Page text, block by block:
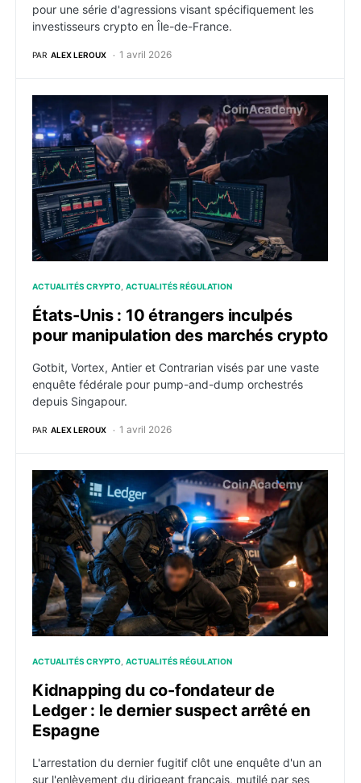
pour une série d'agressions visant spécifiquement les
investisseurs crypto en Île-de-France.
PAR ALEX LEROUX 1 avril 2026
États-Unis : 10 étrangers inculpés pour manipulation
ACTUALITÉS CRYPTO ACTUALITÉS RÉGULATION
États-Unis : 10 étrangers inculpés
pour manipulation des marchés crypto
Gotbit, Vortex, Antier et Contrarian visés par une vaste
enquête fédérale pour pump-and-dump orchestrés
depuis Singapour.
PAR ALEX LEROUX 1 avril 2026
Kidnapping du co-fondateur de Ledger : le dernier
ACTUALITÉS CRYPTO ACTUALITÉS RÉGULATION
Kidnapping du co-fondateur de
Ledger : le dernier suspect arrêté en
Espagne
L'arrestation du dernier fugitif clôt une enquête d'un an
sur l'enlèvement du dirigeant français, mutilé par ses